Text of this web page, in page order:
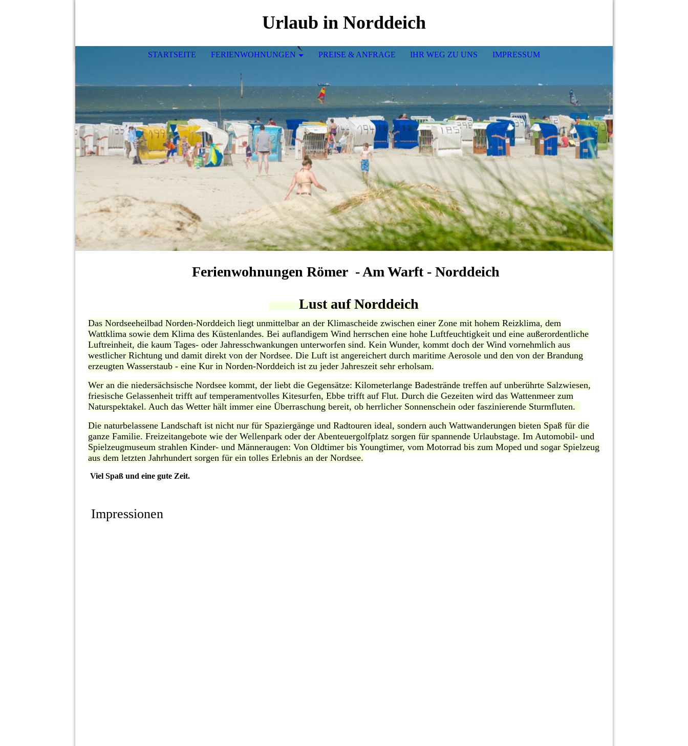
Urlaub in Norddeich
STARTSEITE FERIENWOHNUNGEN PREISE & ANFRAGE IHR WEG ZU UNS IMPRESSUM
Ferienwohnungen Römer - Am Warft - Norddeich
Lust auf Norddeich
Das Nordseeheilbad Norden-Norddeich liegt unmittelbar an der Klimascheide zwischen einer Zone mit hohem Reizklima, dem
Wattklima sowie dem Klima des Küstenlandes. Bei auflandigem Wind herrschen eine hohe Luftfeuchtigkeit und eine außerordentliche
Luftreinheit, die kaum Tages- oder Jahresschwankungen unterworfen sind. Kein Wunder, kommt doch der Wind vornehmlich aus
westlicher Richtung und damit direkt von der Nordsee. Die Luft ist angereichert durch maritime Aerosole und den von der Brandung
erzeugten Wasserstaub - eine Kur in Norden-Norddeich ist zu jeder Jahreszeit sehr erholsam.
Wer an die niedersächsische Nordsee kommt, der liebt die Gegensätze: Kilometerlange Badestrände treffen auf unberührte Salzwiesen,
friesische Gelassenheit trifft auf temperamentvolles Kitesurfen, Ebbe trifft auf Flut. Durch die Gezeiten wird das Wattenmeer zum
Naturspektakel. Auch das Wetter hält immer eine Überraschung bereit, ob herrlicher Sonnenschein oder faszinierende Sturmfluten.
Die naturbelassene Landschaft ist nicht nur für Spaziergänge und Radtouren ideal, sondern auch Wattwanderungen bieten Spaß für die
ganze Familie. Freizeitangebote wie der Wellenpark oder der Abenteuergolfplatz sorgen für spannende Urlaubstage. Im Automobil- und
Spielzeugmuseum strahlen Kinder- und Männeraugen: Von Oldtimer bis Youngtimer, vom Motorrad bis zum Moped und sogar Spielzeug
aus dem letzten Jahrhundert sorgen für ein tolles Erlebnis an der Nordsee.
Viel Spaß und eine gute Zeit.
Impressionen